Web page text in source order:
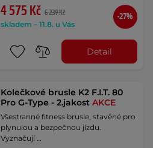
4 575 Kč 6 239 Kč
skladem – 11.8. u Vás
-27%
Detail
Kolečkové brusle K2 F.I.T. 80
Pro G-Type - 2.jakostAKCE
Všestranné fitness brusle, stavěné pro
plynulou a bezpečnou jízdu.
Vyznačují …